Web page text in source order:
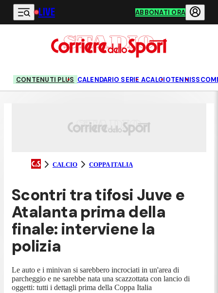
Vai al contenuto principale
LIVE ABBONATI ORA
CONTENUTI PLUS CALENDARIO SERIE ACALCIOTENNIS
CALCIO COPPA ITALIA
Scontri tra tifosi Juve e
Atalanta prima della
finale: interviene la
polizia
Le auto e i minivan si sarebbero incrociati in un'area di
parcheggio e ne sarebbe nata una scazzottata con lancio di
oggetti: tutti i dettagli prima della Coppa Italia